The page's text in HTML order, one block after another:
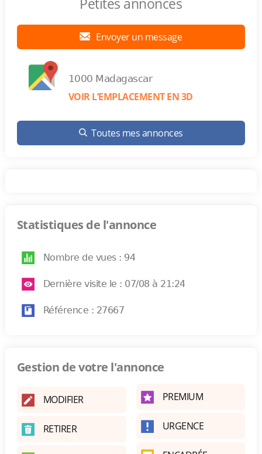
Envoyer un message
1000 Madagascar
VOIR L’EMPLACEMENT EN 3D
Toutes mes annonces
Statistiques de l'annonce
Nombre de vues : 94
Dernière visite le : 07/08 à 21:24
Référence : 27667
Gestion de votre l'annonce
MODIFIER
RETIRER
PREMIUM
URGENCE